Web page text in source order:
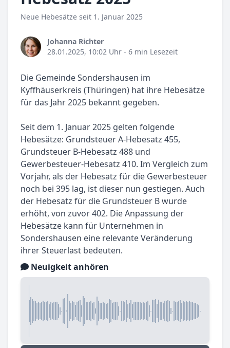
Neue Hebesätze seit 1. Januar 2025
Johanna Richter
28.01.2025, 10:02 Uhr - 6 min Lesezeit
Die Gemeinde Sondershausen im
Kyffhäuserkreis (Thüringen) hat ihre Hebesätze
für das Jahr 2025 bekannt gegeben.
Seit dem 1. Januar 2025 gelten folgende
Hebesätze: Grundsteuer A-Hebesatz 455,
Grundsteuer B-Hebesatz 488 und
Gewerbesteuer-Hebesatz 410. Im Vergleich zum
Vorjahr, als der Hebesatz für die Gewerbesteuer
noch bei 395 lag, ist dieser nun gestiegen. Auch
der Hebesatz für die Grundsteuer B wurde
erhöht, von zuvor 402. Die Anpassung der
Hebesätze kann für Unternehmen in
Sondershausen eine relevante Veränderung
ihrer Steuerlast bedeuten.
Neuigkeit anhören